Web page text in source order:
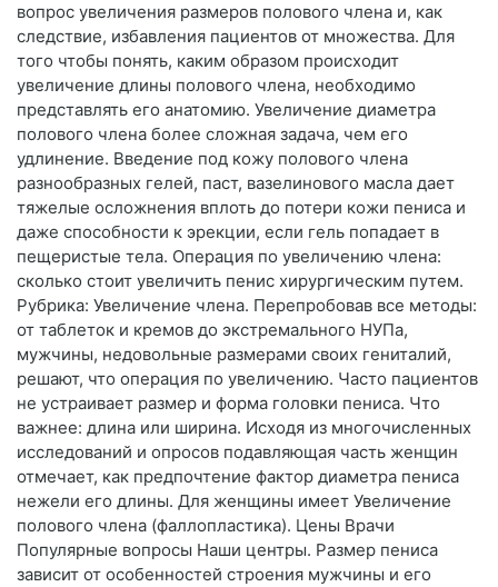
вопрос увеличения размеров полового члена и, как
следствие, избавления пациентов от множества. Для
того чтобы понять, каким образом происходит
увеличение длины полового члена, необходимо
представлять его анатомию. Увеличение диаметра
полового члена более сложная задача, чем его
удлинение. Введение под кожу полового члена
разнообразных гелей, паст, вазелинового масла дает
тяжелые осложнения вплоть до потери кожи пениса и
даже способности к эрекции, если гель попадает в
пещеристые тела. Операция по увеличению члена:
сколько стоит увеличить пенис хирургическим путем.
Рубрика: Увеличение члена. Перепробовав все методы:
от таблеток и кремов до экстремального НУПа,
мужчины, недовольные размерами своих гениталий,
решают, что операция по увеличению. Часто пациентов
не устраивает размер и форма головки пениса. Что
важнее: длина или ширина. Исходя из многочисленных
исследований и опросов подавляющая часть женщин
отмечает, как предпочтение фактор диаметра пениса
нежели его длины. Для женщины имеет Увеличение
полового члена (фаллопластика). Цены Врачи
Популярные вопросы Наши центры. Размер пениса
зависит от особенностей строения мужчины и его